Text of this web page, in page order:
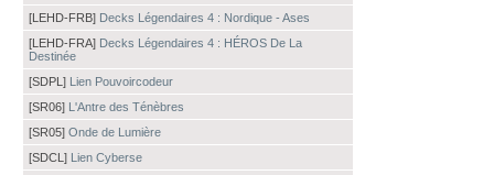
[LEHD-FRB] Decks Légendaires 4 : Nordique - Ases
[LEHD-FRA] Decks Légendaires 4 : HÉROS De La
Destinée
[SDPL] Lien Pouvoircodeur
[SR06] L'Antre des Ténèbres
[SR05] Onde de Lumière
[SDCL] Lien Cyberse